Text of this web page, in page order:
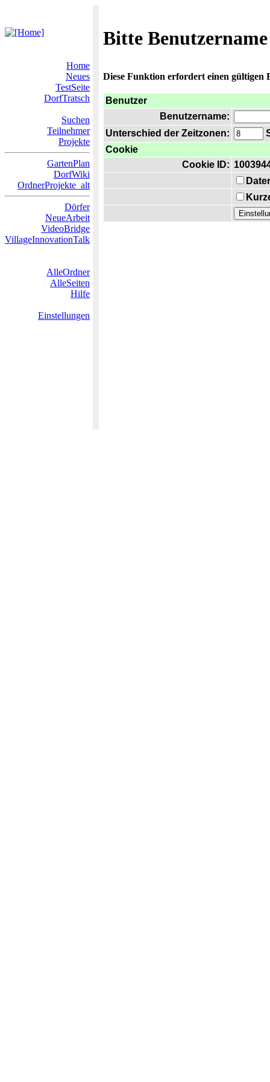
Bitte
Home
Neues
TestSeite
DorfTratsch
Suchen
Teilnehmer
Projekte
GartenPlan
DorfWiki
OrdnerProjekte_alt
Dörfer
NeueArbeit
VideoBridge
VillageInnovationTalk
AlleOrdner
AlleSeiten
Hilfe
Einstellungen
Diese Funktion erfordert einen gültigen
Benutzer
Benutzername:
Unterschied der Zeitzonen:
Cookie
Cookie ID: